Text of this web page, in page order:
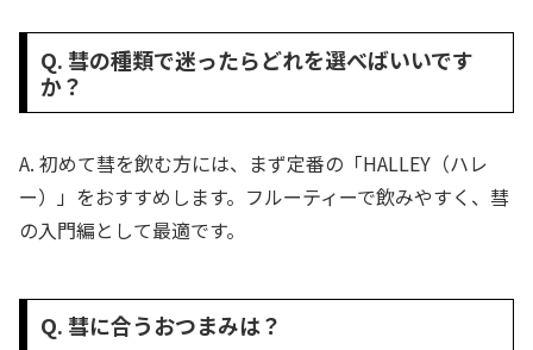
Q. 彗の種類で迷ったらどれを選べばいいです
か？
A. 初めて彗を飲む方には、まず定番の「HALLEY（ハレ
ー）」をおすすめします。フルーティーで飲みやすく、彗
の入門編として最適です。
Q. 彗に合うおつまみは？